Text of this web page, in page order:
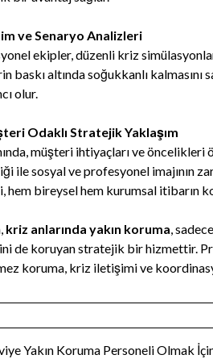
ve Senaryo Analizleri
ekipler, düzenli kriz
baskı altında soğukkanlı
olur.
Odaklı Stratejik Yaklaşım
müşteri ihtiyaçları ve
ile sosyal ve profesyonel imajının
hem bireysel hem kurumsal itibarın
kriz anlarında yakın koruma,
de koruyan stratejik bir hizmettir.
koruma, kriz iletişimi ve
Yakın Koruma Personeli Olmak